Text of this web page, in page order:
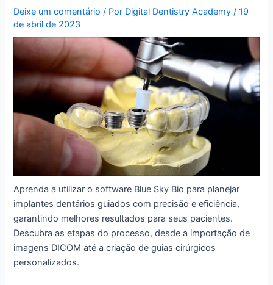
Deixe um comentário / Por Digital Dentistry Academy/19
de abril de 2023
Aprenda a utilizar o software Blue Sky Bio para planejar
implantes dentários guiados com precisão e eficiência,
garantindo melhores resultados para seus pacientes.
Descubra as etapas do processo, desde a importação de
imagens DICOM até a criação de guias cirúrgicos
personalizados.